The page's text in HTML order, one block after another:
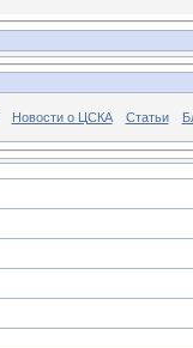
Новости о ЦСКА Статьи